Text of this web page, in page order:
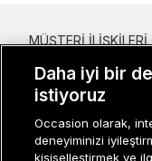
MÜŞTERI İLIŞKILERI
KURUMSAL
GRUP MARKALAR
Daha iyi bir
istiyoruz
Occasion olarak,
deneyiminizi
kişiselleştirmek ve